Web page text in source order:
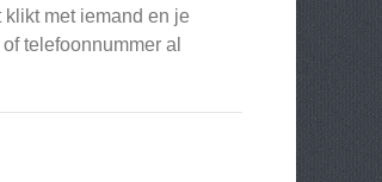
met iemand en je
telefoonnummer al